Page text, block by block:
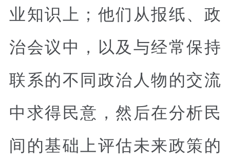
业知识上；他们从报纸、政
治会议中，以及与经常保持
联系的不同政治人物的交流
中求得民意，然后在分析民
间的基础上评估未来政策的